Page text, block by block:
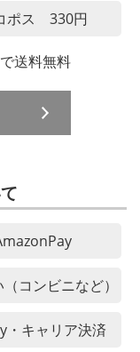
ポス 330円
送料無料
コンビニなど）
・キャリア決済